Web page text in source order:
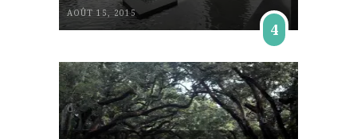
AOÛT 15, 2015
4